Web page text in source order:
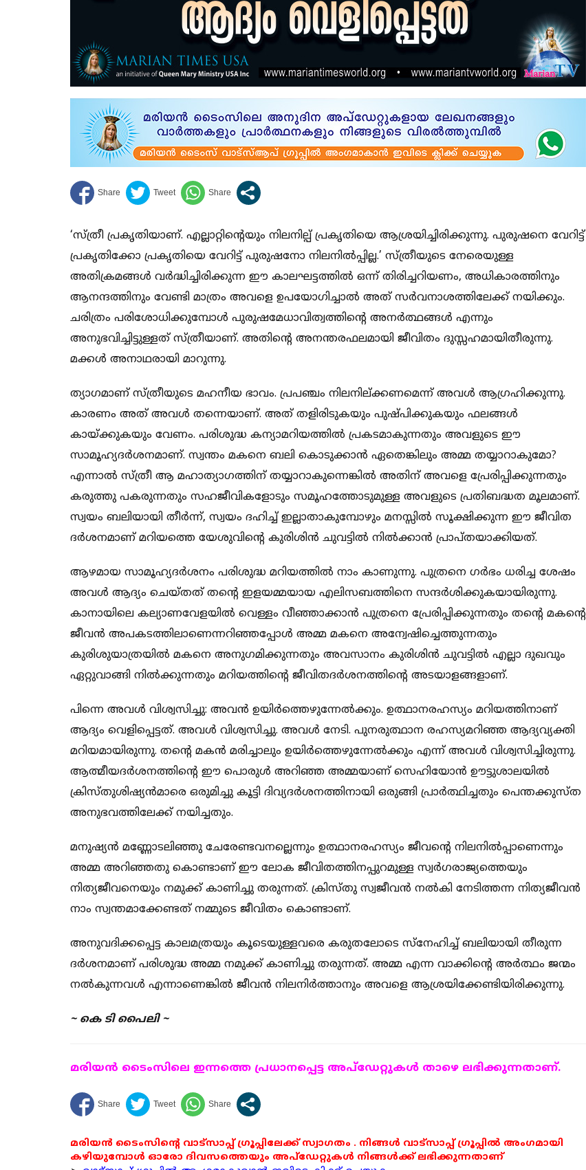
‘സ്ത്രീ പ്രകൃതിയാണ്. എല്ലാറ്റിന്റെയും നിലനില്പ് പ്രകൃതിയെ ആശ്രയിച്ചിരിക്കുന്നു. പുരുഷനെ വേറിട്ട്
പ്രകൃതിക്കോ പ്രകൃതിയെ വേറിട്ട് പുരുഷനോ നിലനില്‍പ്പില്ല.’ സ്ത്രീയുടെ നേരെയുള്ള
അതിക്രമങ്ങള്‍ വര്‍ദ്ധിച്ചിരിക്കുന്ന ഈ കാലഘട്ടത്തില്‍ ഒന്ന് തിരിച്ചറിയണം, അധികാരത്തിനും
ആനന്ദത്തിനും വേണ്ടി മാത്രം അവളെ ഉപയോഗിച്ചാല്‍ അത് സര്‍വനാശത്തിലേക്ക് നയിക്കും.
ചരിത്രം പരിശോധിക്കുമ്പോള്‍ പുരുഷമേധാവിത്വത്തിന്റെ അനര്‍ത്ഥങ്ങള്‍ എന്നും
അനുഭവിച്ചിട്ടുള്ളത് സ്ത്രീയാണ്. അതിന്റെ അനന്തരഫലമായി ജീവിതം ദുസ്സഹമായിതീരുന്നു.
മക്കള്‍ അനാഥരായി മാറുന്നു.
ത്യാഗമാണ് സ്ത്രീയുടെ മഹനീയ ഭാവം. പ്രപഞ്ചം നിലനില്ക്കണമെന്ന് അവള്‍ ആഗ്രഹിക്കുന്നു.
കാരണം അത് അവള്‍ തന്നെയാണ്. അത് തളിരിടുകയും പുഷ്പിക്കുകയും ഫലങ്ങള്‍
കായ്ക്കുകയും വേണം. പരിശുദ്ധ കന്യാമറിയത്തില്‍ പ്രകടമാകുന്നതും അവളുടെ ഈ
സാമൂഹ്യദര്‍ശനമാണ്. സ്വന്തം മകനെ ബലി കൊടുക്കാന്‍ ഏതെങ്കിലും അമ്മ തയ്യാറാകുമോ?
എന്നാല്‍ സ്ത്രീ ആ മഹാത്യാഗത്തിന് തയ്യാറാകുന്നെങ്കില്‍ അതിന് അവളെ പ്രേരിപ്പിക്കുന്നതും
കരുത്തു പകരുന്നതും സഹജീവികളോടും സമൂഹത്തോടുമുള്ള അവളുടെ പ്രതിബദ്ധത മൂലമാണ്.
സ്വയം ബലിയായി തീര്‍ന്ന്, സ്വയം ദഹിച്ച് ഇല്ലാതാകുമ്പോഴും മനസ്സില്‍ സൂക്ഷിക്കുന്ന ഈ ജീവിത
ദര്‍ശനമാണ് മറിയത്തെ യേശുവിന്റെ കുരിശിന്‍ ചുവട്ടില്‍ നില്‍ക്കാന്‍ പ്രാപ്തയാക്കിയത്.
ആഴമായ സാമൂഹ്യദര്‍ശനം പരിശുദ്ധ മറിയത്തില്‍ നാം കാണുന്നു. പുത്രനെ ഗര്‍ഭം ധരിച്ച ശേഷം
അവള്‍ ആദ്യം ചെയ്തത് തന്റെ ഇളയമ്മയായ എലിസബത്തിനെ സന്ദര്‍ശിക്കുകയായിരുന്നു.
കാനായിലെ കല്യാണവേളയില്‍ വെള്ളം വീഞ്ഞാക്കാന്‍ പുത്രനെ പ്രേരിപ്പിക്കുന്നതും തന്റെ മകന്റെ
ജീവന്‍ അപകടത്തിലാണെന്നറിഞ്ഞപ്പോള്‍ അമ്മ മകനെ അന്വേഷിച്ചെത്തുന്നതും
കുരിശുയാത്രയില്‍ മകനെ അനുഗമിക്കുന്നതും അവസാനം കുരിശിന്‍ ചുവട്ടില്‍ എല്ലാ ദുഖവും
ഏറ്റുവാങ്ങി നില്‍ക്കുന്നതും മറിയത്തിന്റെ ജീവിതദര്‍ശനത്തിന്റെ അടയാളങ്ങളാണ്.
പിന്നെ അവള്‍ വിശ്വസിച്ചു: അവന്‍ ഉയിര്‍ത്തെഴുന്നേല്‍ക്കും. ഉത്ഥാനരഹസ്യം മറിയത്തിനാണ്
ആദ്യം വെളിപ്പെട്ടത്. അവള്‍ വിശ്വസിച്ചു. അവള്‍ നേടി. പുനരുത്ഥാന രഹസ്യമറിഞ്ഞ ആദ്യവ്യക്തി
മറിയമായിരുന്നു. തന്റെ മകന്‍ മരിച്ചാലും ഉയിര്‍ത്തെഴുന്നേല്‍ക്കും എന്ന് അവള്‍ വിശ്വസിച്ചിരുന്നു.
ആത്മീയദര്‍ശനത്തിന്റെ ഈ പൊരുള്‍ അറിഞ്ഞ അമ്മയാണ് സെഹിയോന്‍ ഊട്ടുശാലയില്‍
ക്രിസ്തുശിഷ്യന്‍മാരെ ഒരുമിച്ചു കൂട്ടി ദിവ്യദര്‍ശനത്തിനായി ഒരുങ്ങി പ്രാര്‍ത്ഥിച്ചതും പെന്തക്കുസ്ത
അനുഭവത്തിലേക്ക് നയിച്ചതും.
മനുഷ്യന്‍ മണ്ണോടലിഞ്ഞു ചേരേണ്ടവനല്ലെന്നും ഉത്ഥാനരഹസ്യം ജീവന്റെ നിലനില്‍പ്പാണെന്നും
അമ്മ അറിഞ്ഞതു കൊണ്ടാണ് ഈ ലോക ജീവിതത്തിനപ്പുറമുള്ള സ്വര്‍ഗരാജ്യത്തെയും
നിത്യജീവനെയും നമുക്ക് കാണിച്ചു തരുന്നത്. ക്രിസ്തു സ്വജീവന്‍ നല്‍കി നേടിത്തന്ന നിത്യജീവന്‍
നാം സ്വന്തമാക്കേണ്ടത് നമ്മുടെ ജീവിതം കൊണ്ടാണ്.
അനുവദിക്കപ്പെട്ട കാലമത്രയും കൂടെയുള്ളവരെ കരുതലോടെ സ്‌നേഹിച്ച് ബലിയായി തീരുന്ന
ദര്‍ശനമാണ് പരിശുദ്ധ അമ്മ നമുക്ക് കാണിച്ചു തരുന്നത്. അമ്മ എന്ന വാക്കിന്റെ അര്‍ത്ഥം ജന്മം
നല്‍കുന്നവള്‍ എന്നാണെങ്കില്‍ ജീവന്‍ നിലനിര്‍ത്താനും അവളെ ആശ്രയിക്കേണ്ടിയിരിക്കുന്നു.
~ കെ ടി പൈലി ~
മരിയന്‍ ടൈംസിലെ ഇന്നത്തെ പ്രധാനപ്പെട്ട അപ്ഡേറ്റുകള്‍ താഴെ ലഭിക്കുന്നതാണ്.
മരിയൻ ടൈംസിന്റെ വാട്സാപ്പ് ഗ്രൂപ്പിലേക്ക് സ്വാഗതം . നിങ്ങൾ വാട്സാപ്പ് ഗ്രൂപ്പിൽ അംഗമായി
കഴിയുമ്പോൾ ഓരോ ദിവസത്തെയും അപ്ഡേറ്റുകൾ നിങ്ങൾക്ക് ലഭിക്കുന്നതാണ്